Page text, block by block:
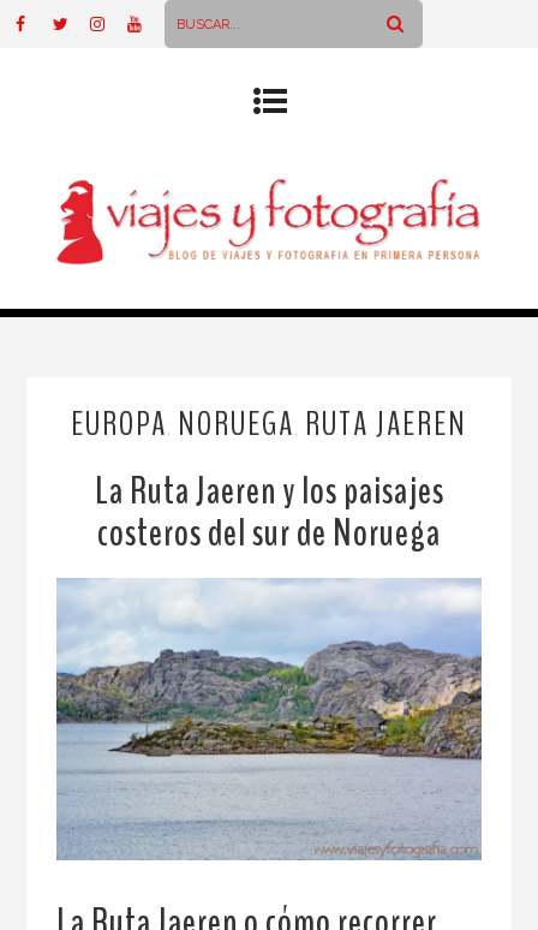
EUROPA NORUEGA RUTA JAEREN
La Ruta Jaeren y los paisajes
costeros del sur de Noruega